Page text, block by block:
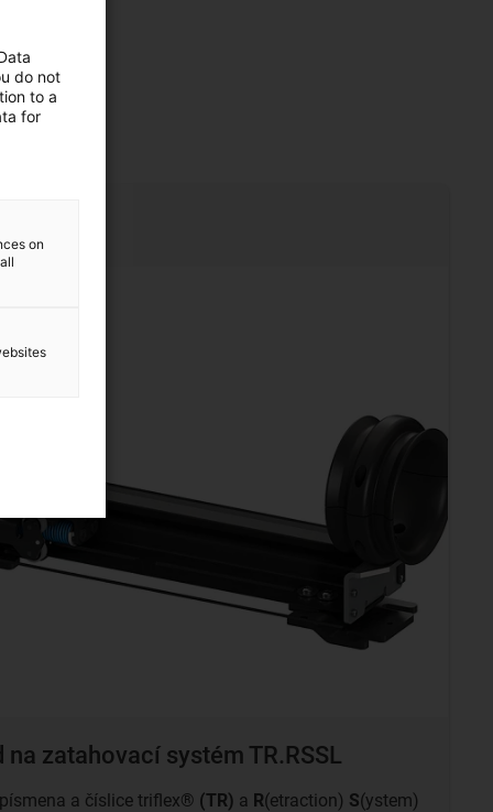
zatahovací systém TR.RSSL
a číslice triflex® (TR) a R(etraction) S(ystem)
do not
to a
for
on